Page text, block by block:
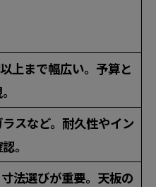
上まで幅広い。予算と
スなど。耐久性やイン
。
法選びが重要。天板の